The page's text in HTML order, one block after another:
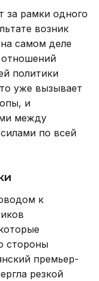
за рамки одного
возник
самом деле
отношений
политики
уже вызывает
и
между
по всей
к
стороны
премьер-
резкой